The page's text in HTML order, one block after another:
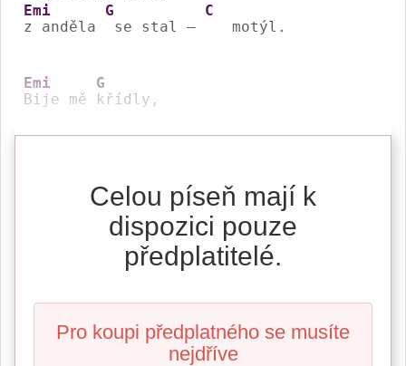
Emi
z anděla
G
se stal –
C
   motýl.
Emi
Bije mě
G
křídly,
Celou píseň mají k
dispozici pouze
předplatitelé.
Pro koupi předplatného se musíte
nejdříve